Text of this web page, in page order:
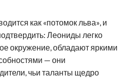
как «потомок льва», и
Леониды легко
окружение, обладают яркими
— они
чьи таланты щедро